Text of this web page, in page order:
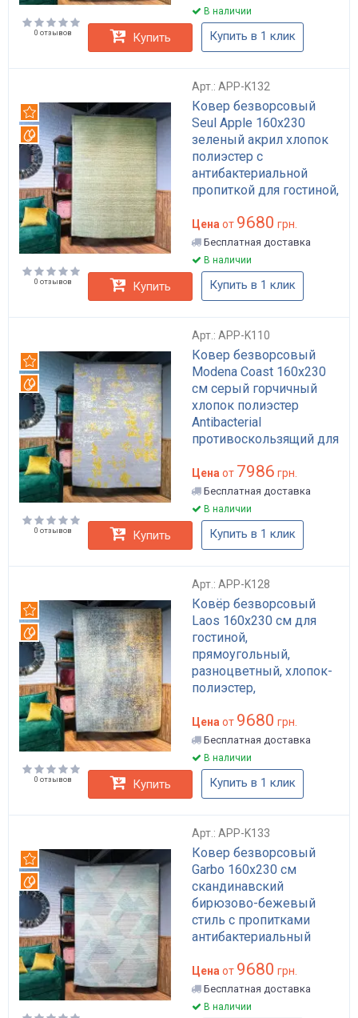
В наличии
0 отзывов Купить Купить в 1 клик
Арт.: APP-K132
Ковер безворсовый
Seul Apple 160x230
зеленый акрил хлопок
полиэстер с
антибактериальной
пропиткой для гостиной,
основа арт: APP-K132
Рекомендуем
Вотерпруф
Цена от 9680 грн.
Бесплатная доставка
В наличии
0 отзывов Купить Купить в 1 клик
Арт.: APP-K110
Ковер безворсовый
Modena Coast 160x230
см серый горчичный
хлопок полиэстер
Antibacterial
противоскользящий для
Рекомендуем
Вотерпруф
Цена от 7986 грн.
Бесплатная доставка
В наличии
0 отзывов Купить Купить в 1 клик
Арт.: APP-K128
Ковёр безворсовый
Laos 160x230 см для
гостиной,
прямоугольный,
разноцветный, хлопок-
полиэстер,
антимикробной
пропиткой арт: APP-
K128
Рекомендуем
Вотерпруф
Цена от 9680 грн.
Бесплатная доставка
В наличии
0 отзывов Купить Купить в 1 клик
Арт.: APP-K133
Ковер безворсовый
Garbo 160x230 см
скандинавский
бирюзово-бежевый
стиль с пропитками
антибактериальный
водоотталкивающий
арт: APP-K133
Рекомендуем
Вотерпруф
Цена от 9680 грн.
Бесплатная доставка
В наличии